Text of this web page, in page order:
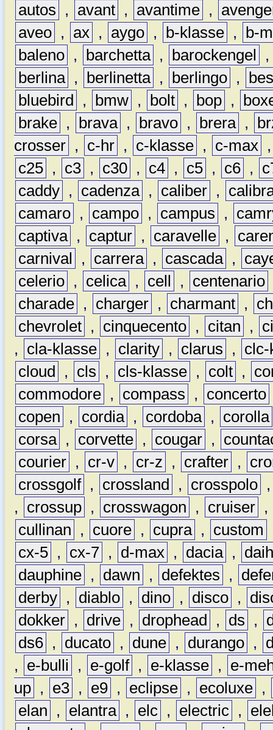
autos
, avant , avantime ,
aveo , ax , aygo , b-klasse ,
b-
baleno , barchetta , barockengel
berlina , berlinetta , berlingo ,
bluebird
, bmw , bolt , bop ,
brake , brava , bravo , brera ,
crosser , c-hr , c-klasse , c-max
c25 , c3 , c30 , c4 , c5 , c6 ,
caddy , cadenza , caliber ,
camaro , campo , campus ,
captiva , captur , caravelle ,
carnival
, carrera , cascada ,
celerio , celica , cell , centenario
charade , charger , charmant ,
chevrolet , cinquecento , citan ,
,
cla-klasse , clarity , clarus ,
clc-
cloud
, cls , cls-klasse , colt ,
commodore , compass , concerto
copen
, cordia , cordoba ,
corolla
corsa , corvette , cougar ,
courier , cr-v , cr-z , crafter ,
crossgolf , crossland , crosspolo
,
crossup , crosswagon , cruiser ,
cullinan
, cuore , cupra , custom
cx-5 , cx-7 , d-max , dacia ,
dauphine , dawn , defektes ,
derby , diablo , dino , disco ,
dokker , drive , drophead , ds ,
ds6 , ducato , dune , durango ,
,
e-bulli , e-golf , e-klasse ,
e-
up , e3 , e9 , eclipse , ecoluxe ,
elan
, elantra , elc , electric ,